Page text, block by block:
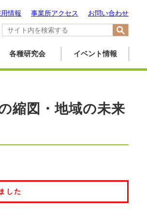
お問い合わせ
事業所アクセス
情報
各種研究会 イベント情報
縮図・地域の未来
した